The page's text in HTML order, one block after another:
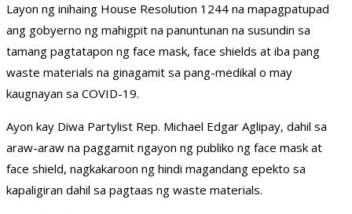
Layon ng inihaing House Resolution 1244 na mapagpatupad
ang gobyerno ng mahigpit na panuntunan na susundin sa
tamang pagtatapon ng face mask, face shields at iba pang
waste materials na ginagamit sa pang-medikal o may
kaugnayan sa COVID-19.
Ayon kay Diwa Partylist Rep. Michael Edgar Aglipay, dahil sa
araw-araw na paggamit ngayon ng publiko ng face mask at
face shield, nagkakaroon ng hindi magandang epekto sa
kapaligiran dahil sa pagtaas ng waste materials.